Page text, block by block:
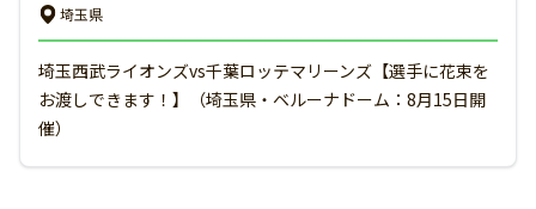
埼玉県
埼玉西武ライオンズvs千葉ロッテマリーンズ【選手に花束を
お渡しできます！】（埼玉県・ベルーナドーム：8月15日開
催）